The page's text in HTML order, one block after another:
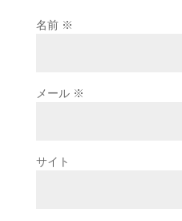
名前 ※
メール ※
サイト